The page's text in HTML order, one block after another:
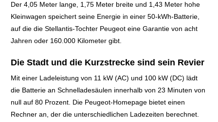
Der 4,05 Meter lange, 1,75 Meter breite und 1,43 Meter hohe
Kleinwagen speichert seine Energie in einer 50-kWh-Batterie,
auf die die Stellantis-Tochter Peugeot eine Garantie von acht
Jahren oder 160.000 Kilometer gibt.
Die Stadt und die Kurzstrecke sind sein Revier
Mit einer Ladeleistung von 11 kW (AC) und 100 kW (DC) lädt
die Batterie an Schnelladesäulen innerhalb von 23 Minuten von
null auf 80 Prozent. Die Peugeot-Homepage bietet einen
Rechner an, der die unterschiedlichen Ladezeiten berechnet.